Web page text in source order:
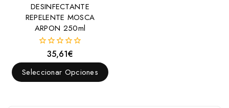
DESINFECTANTE
REPELENTE MOSCA
ARPON 250ml
fuera
de
5
35,61€
Seleccionar Opciones
Cajas para limpieza
Cepillos
Limpiacascos
Limpiasudor
Peines